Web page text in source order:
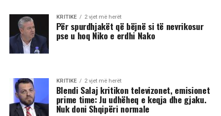
KRITIKE 2 vjet më herët
Për spurdhjakët që bëjnë si të nevrikosur
pse u hoq Niko e erdhi Nako
KRITIKE 2 vjet më herët
Blendi Salaj kritikon televizonet, emisionet
prime time: Ju udhëheq e keqja dhe gjaku.
Nuk doni Shqipëri normale